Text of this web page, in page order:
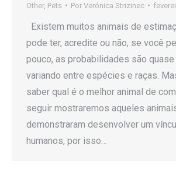
Other, Pets Por Verónica Strizinec
Existem muitos animais de
pode ter, acredite ou não, se você
pouco, as probabilidades são
variando entre espécies e raças.
saber qual é o melhor animal de
seguir mostraremos aqueles
demonstraram desenvolver um
humanos, por isso…